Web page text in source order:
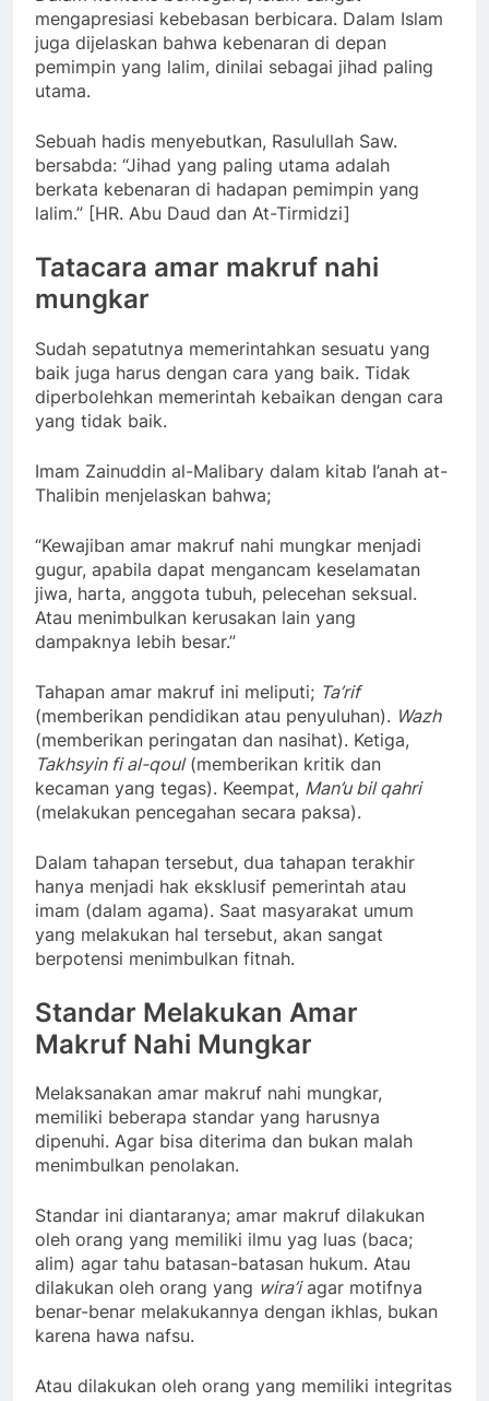
mengapresiasi kebebasan berbicara. Dalam Islam
juga dijelaskan bahwa kebenaran di depan
pemimpin yang lalim, dinilai sebagai jihad paling
utama.
Sebuah hadis menyebutkan, Rasulullah Saw.
bersabda: “Jihad yang paling utama adalah
berkata kebenaran di hadapan pemimpin yang
lalim.” [HR. Abu Daud dan At-Tirmidzi]
Tatacara amar makruf nahi
mungkar
Sudah sepatutnya memerintahkan sesuatu yang
baik juga harus dengan cara yang baik. Tidak
diperbolehkan memerintah kebaikan dengan cara
yang tidak baik.
Imam Zainuddin al-Malibary dalam kitab I’anah at-
Thalibin menjelaskan bahwa;
“Kewajiban amar makruf nahi mungkar menjadi
gugur, apabila dapat mengancam keselamatan
jiwa, harta, anggota tubuh, pelecehan seksual.
Atau menimbulkan kerusakan lain yang
dampaknya lebih besar.”
Tahapan amar makruf ini meliputi; Ta’rif
(memberikan pendidikan atau penyuluhan). Wazh
(memberikan peringatan dan nasihat). Ketiga,
Takhsyin fi al-qoul(memberikan kritik dan
kecaman yang tegas). Keempat, Man’u bil qahri
(melakukan pencegahan secara paksa).
Dalam tahapan tersebut, dua tahapan terakhir
hanya menjadi hak eksklusif pemerintah atau
imam (dalam agama). Saat masyarakat umum
yang melakukan hal tersebut, akan sangat
berpotensi menimbulkan fitnah.
Standar Melakukan Amar
Makruf Nahi Mungkar
Melaksanakan amar makruf nahi mungkar,
memiliki beberapa standar yang harusnya
dipenuhi. Agar bisa diterima dan bukan malah
menimbulkan penolakan.
Standar ini diantaranya; amar makruf dilakukan
oleh orang yang memiliki ilmu yag luas (baca;
alim) agar tahu batasan-batasan hukum. Atau
dilakukan oleh orang yang wira’iagar motifnya
benar-benar melakukannya dengan ikhlas, bukan
karena hawa nafsu.
Atau dilakukan oleh orang yang memiliki integritas